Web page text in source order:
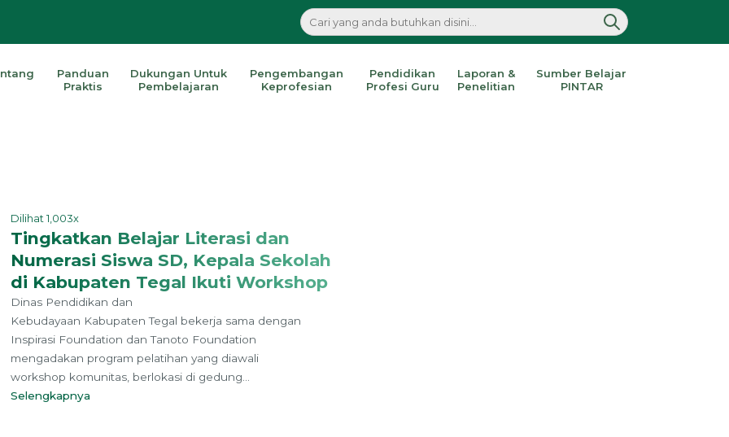
Panduan
Praktis
Dukungan Untuk
Pembelajaran
Pengembangan
Keprofesian
Pendidikan
Profesi Guru
Laporan &
Penelitian
Sumber Belajar
PINTAR
Dilihat 1,003x
Tingkatkan Belajar Literasi dan
Numerasi Siswa SD, Kepala Sekolah
di Kabupaten Tegal Ikuti Workshop
Dinas Pendidikan dan
Kebudayaan Kabupaten Tegal bekerja sama dengan
Inspirasi Foundation dan Tanoto Foundation
mengadakan program pelatihan yang diawali
workshop komunitas, berlokasi di gedung...
Selengkapnya